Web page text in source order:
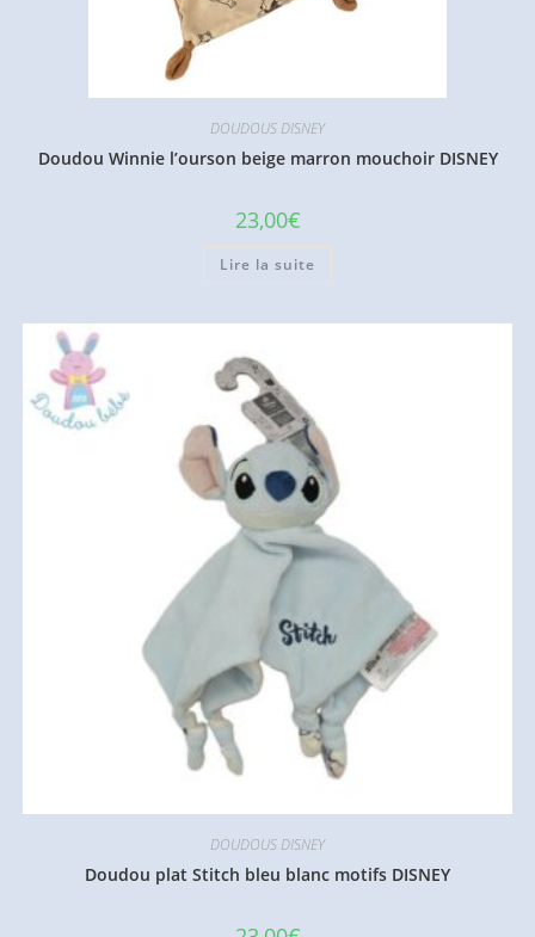
DOUDOUS DISNEY
Doudou Winnie l’ourson beige marron mouchoir DISNEY
23,00€
Lire la suite
DOUDOUS DISNEY
Doudou plat Stitch bleu blanc motifs DISNEY